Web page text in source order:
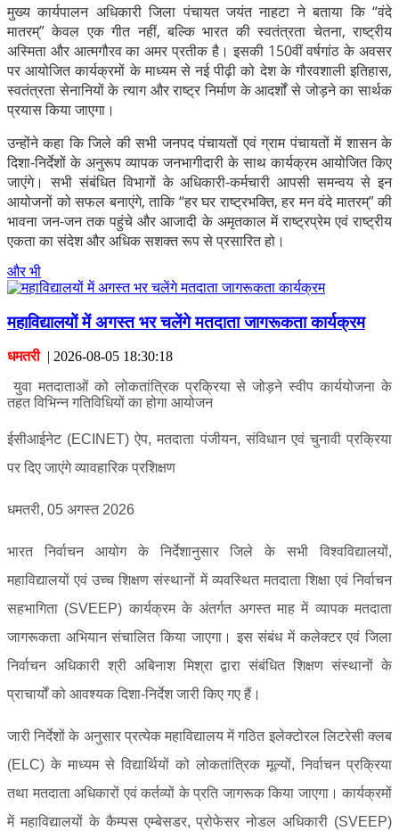
मुख्य कार्यपालन अधिकारी जिला पंचायत जयंत नाहटा ने बताया कि “वंदे
मातरम्” केवल एक गीत नहीं, बल्कि भारत की स्वतंत्रता चेतना, राष्ट्रीय
अस्मिता और आत्मगौरव का अमर प्रतीक है। इसकी 150वीं वर्षगांठ के अवसर
पर आयोजित कार्यक्रमों के माध्यम से नई पीढ़ी को देश के गौरवशाली इतिहास,
स्वतंत्रता सेनानियों के त्याग और राष्ट्र निर्माण के आदर्शों से जोड़ने का सार्थक
प्रयास किया जाएगा।
उन्होंने कहा कि जिले की सभी जनपद पंचायतों एवं ग्राम पंचायतों में शासन के
दिशा-निर्देशों के अनुरूप व्यापक जनभागीदारी के साथ कार्यक्रम आयोजित किए
जाएंगे। सभी संबंधित विभागों के अधिकारी-कर्मचारी आपसी समन्वय से इन
आयोजनों को सफल बनाएंगे, ताकि “हर घर राष्ट्रभक्ति, हर मन वंदे मातरम्” की
भावना जन-जन तक पहुंचे और आजादी के अमृतकाल में राष्ट्रप्रेम एवं राष्ट्रीय
एकता का संदेश और अधिक सशक्त रूप से प्रसारित हो।
और भी
महाविद्यालयों में अगस्त भर चलेंगे मतदाता जागरूकता कार्यक्रम
धमतरी| 2026-08-05 18:30:18
युवा मतदाताओं को लोकतांत्रिक प्रक्रिया से जोड़ने स्वीप कार्ययोजना के
तहत विभिन्न गतिविधियों का होगा आयोजन
ईसीआईनेट (ECINET) ऐप, मतदाता पंजीयन, संविधान एवं चुनावी प्रक्रिया
पर दिए जाएंगे व्यावहारिक प्रशिक्षण
धमतरी, 05 अगस्त 2026
भारत निर्वाचन आयोग के निर्देशानुसार जिले के सभी विश्वविद्यालयों,
महाविद्यालयों एवं उच्च शिक्षण संस्थानों में व्यवस्थित मतदाता शिक्षा एवं निर्वाचन
सहभागिता (SVEEP) कार्यक्रम के अंतर्गत अगस्त माह में व्यापक मतदाता
जागरूकता अभियान संचालित किया जाएगा। इस संबंध में कलेक्टर एवं जिला
निर्वाचन अधिकारी श्री अबिनाश मिश्रा द्वारा संबंधित शिक्षण संस्थानों के
प्राचार्यों को आवश्यक दिशा-निर्देश जारी किए गए हैं।
जारी निर्देशों के अनुसार प्रत्येक महाविद्यालय में गठित इलेक्टोरल लिटरेसी क्लब
(ELC) के माध्यम से विद्यार्थियों को लोकतांत्रिक मूल्यों, निर्वाचन प्रक्रिया
तथा मतदाता अधिकारों एवं कर्तव्यों के प्रति जागरूक किया जाएगा। कार्यक्रमों
में महाविद्यालयों के कैम्पस एम्बेसडर, प्रोफेसर नोडल अधिकारी (SVEEP)